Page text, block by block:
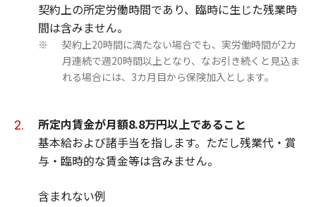
契約上の所定労働時間であり、臨時に生じた残業時
間は含みません。
※
契約上20時間に満たない場合でも、実労働時間が2カ
月連続で週20時間以上となり、なお引き続くと見込ま
れる場合には、3カ月目から保険加入とします。
所定内賃金が月額8.8万円以上であること
基本給および諸手当を指します。ただし残業代・賞
与・臨時的な賃金等は含みません。
含まれない例